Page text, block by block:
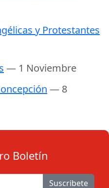
y Protestantes
— 1 Noviembre
— 8
Boletín
Suscribete